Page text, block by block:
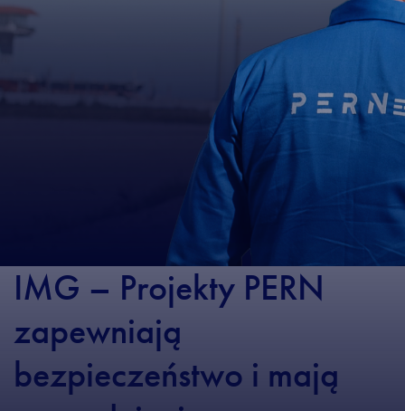
IMG – Projekty PERN
zapewniają
bezpieczeństwo i mają